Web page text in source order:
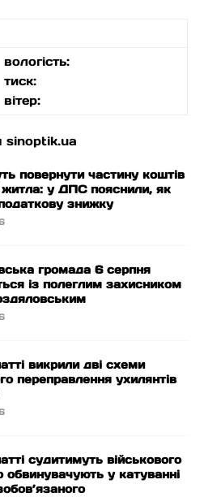
вологість:
тиск:
вітер:
sinoptik.ua
повернути частину коштів
у ДПС пояснили, як
знижку
громада 6 серпня
із полеглим захисником
викрили дві схеми
переправлення ухилянтів
судитимуть військового
обвинувачують у катуванні